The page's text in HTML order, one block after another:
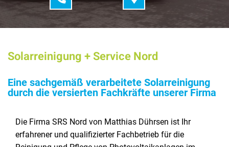
Solarreinigung + Service Nord
Eine sachgemäß verarbeitete Solarreinigung
durch die versierten Fachkräfte unserer Firma
Die Firma SRS Nord von Matthias Dührsen ist Ihr
erfahrener und qualifizierter Fachbetrieb für die